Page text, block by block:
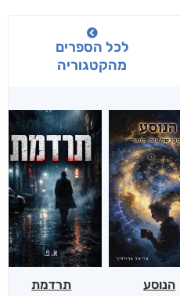
לכל הספרים
מהקטגוריה
הנוסע תרדמת